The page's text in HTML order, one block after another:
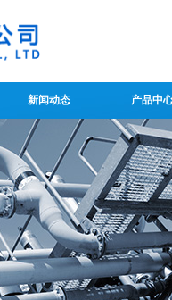
新闻动态 产品中